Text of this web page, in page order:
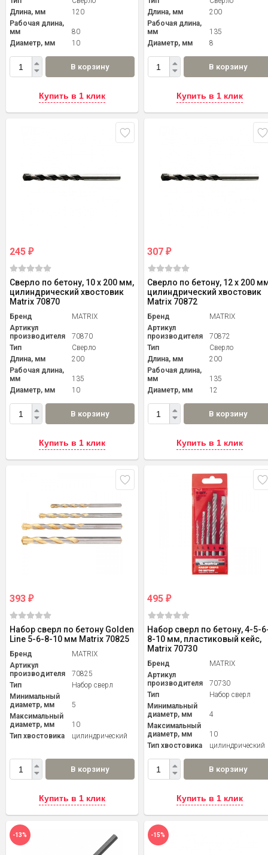
Длина, мм
120
Рабочая длина,
мм
80
Диаметр, мм
10
В корзину
Купить в 1 клик
Длина, мм
200
Рабочая длина,
мм
135
Диаметр, мм
8
В корзину
Купить в 1 клик
245 ₽
Сверло по бетону, 10 х 200 мм,
цилиндрический хвостовик
Matrix 70870
Бренд
MATRIX
Артикул
производителя
70870
Тип
Сверло
Длина, мм
200
Рабочая длина,
мм
135
Диаметр, мм
10
В корзину
Купить в 1 клик
307₽
Сверло по бетону, 12 х 200
цилиндрический хвостовик
Matrix 70872
Бренд
MATRIX
Артикул
производителя
70872
Тип
Сверло
Длина, мм
200
Рабочая длина,
мм
135
Диаметр, мм
12
В корзину
Купить в 1 клик
393 ₽
Набор сверл по бетону Golden
Line 5-6-8-10 мм Matrix 70825
Бренд
MATRIX
Артикул
производителя
70825
Тип
Набор сверл
Минимальный
диаметр, мм
5
Максимальный
диаметр, мм
10
Тип хвостовика
цилиндрический
В корзину
Купить в 1 клик
495₽
Набор сверл по бетону, 4-5-
8-10 мм, пластиковый кейс,
Matrix 70730
Бренд
MATRIX
Артикул
производителя
70730
Тип
Набор сверл
Минимальный
диаметр, мм
4
Максимальный
диаметр, мм
10
Тип хвостовика
цилиндрический
В корзину
Купить в 1 клик
-13% -15%